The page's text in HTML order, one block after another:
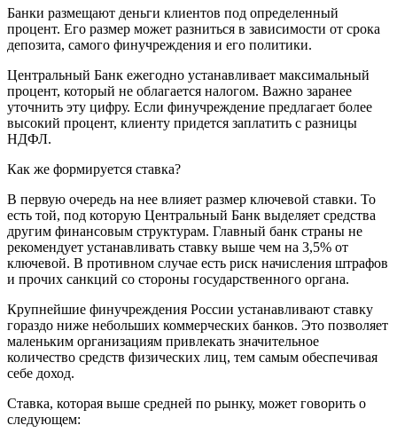
Банки размещают деньги клиентов под определенный
процент. Его размер может разниться в зависимости от срока
депозита, самого финучреждения и его политики.
Центральный Банк ежегодно устанавливает максимальный
процент, который не облагается налогом. Важно заранее
уточнить эту цифру. Если финучреждение предлагает более
высокий процент, клиенту придется заплатить с разницы
НДФЛ.
Как же формируется ставка?
В первую очередь на нее влияет размер ключевой ставки. То
есть той, под которую Центральный Банк выделяет средства
другим финансовым структурам. Главный банк страны не
рекомендует устанавливать ставку выше чем на 3,5% от
ключевой. В противном случае есть риск начисления штрафов
и прочих санкций со стороны государственного органа.
Крупнейшие финучреждения России устанавливают ставку
гораздо ниже небольших коммерческих банков. Это позволяет
маленьким организациям привлекать значительное
количество средств физических лиц, тем самым обеспечивая
себе доход.
Ставка, которая выше средней по рынку, может говорить о
следующем: